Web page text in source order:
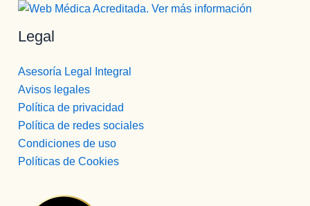
Legal
Asesoría Legal Integral
Avisos legales
Política de privacidad
Política de redes sociales
Condiciones de uso
Políticas de Cookies